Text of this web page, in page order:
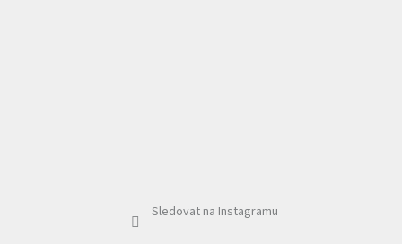
Sledovat na Instagramu